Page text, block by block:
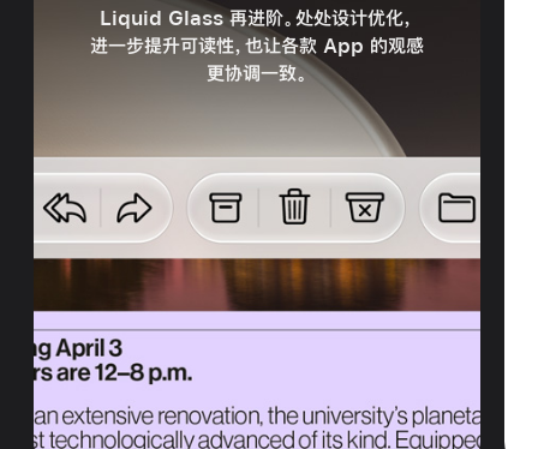
Liquid Glass 再进阶。处处设计优化，
进一步提升可读性， 也让各款 App 的观感
更协调一致。